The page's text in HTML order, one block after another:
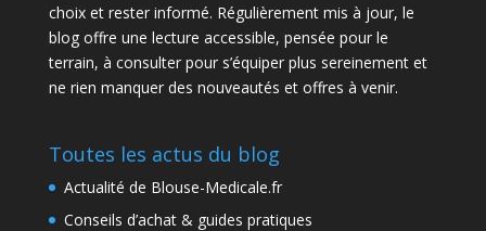
choix et rester informé. Régulièrement mis à jour, le
blog offre une lecture accessible, pensée pour le
terrain, à consulter pour s’équiper plus sereinement et
ne rien manquer des nouveautés et offres à venir.
Toutes les actus du blog
Actualité de Blouse-Medicale.fr
Conseils d’achat & guides pratiques